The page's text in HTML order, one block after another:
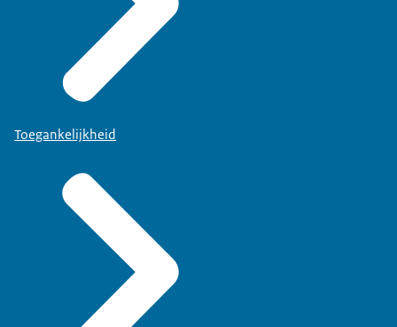
Toegankelijkheid